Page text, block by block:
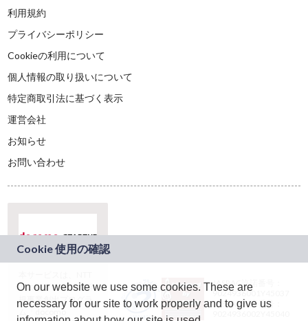
On our website we use some cookies. These are
necessary for our site to work properly and to give us
利用規約
プライバシーポリシー
Cookieの利用について
個人情報の取り扱いについて
特定商取引法に基づく表示
運営会社
お知らせ
お問い合わせ
ドコモグループの新
規事業創出プログラ
ム「docomo
JASRAC許諾番号：
9024936001Y45037
JASRAC許諾番号：